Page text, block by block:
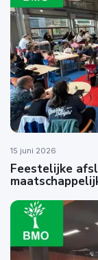
15 juni 2026
Feestelijke